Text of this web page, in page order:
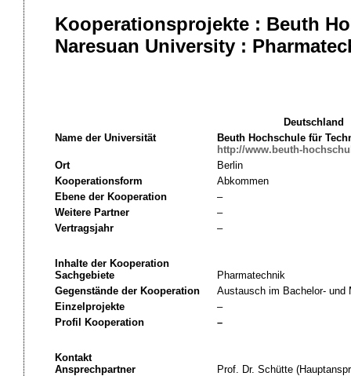
Kooperationsprojekte : Beuth
Naresuan University :
Deutschland
Name der Universität
Beuth Hochschule für
http://www.beuth-
Ort
Berlin
Kooperationsform
Abkommen
Ebene der Kooperation
–
Weitere Partner
–
Vertragsjahr
–
Inhalte der Kooperation
Sachgebiete
Pharmatechnik
Gegenstände der Kooperation
Austausch im Bachelor- und
Einzelprojekte
–
Profil Kooperation
–
Kontakt
Ansprechpartner
Prof. Dr. Schütte